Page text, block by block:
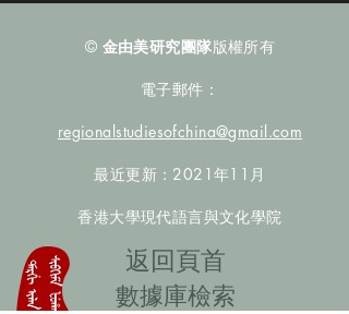
© 金由美研究團隊版權所有
電子郵件：
regionalstudiesofchina@gmail.com
最近更新：2021年11月
香港大學現代語言與文化學院
​返回頁首
數據庫檢索